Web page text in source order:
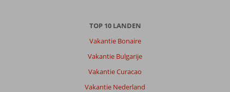
TOP 10 LANDEN
Vakantie Bonaire
Vakantie Bulgarije
Vakantie Curacao
Vakantie Nederland